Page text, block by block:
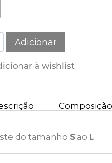
Adicionar
à wishlist
Composição
do tamanho S ao L